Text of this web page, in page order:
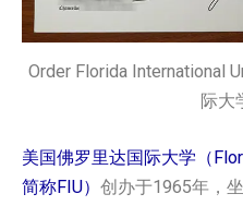
Order Florida International
际大
美国佛罗里达国际大学（
简称FIU） 创办于1965年，